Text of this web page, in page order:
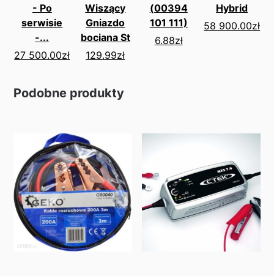
- Po
serwisie
-...
27 500.00zł
Wiszący
Gniazdo
bociana St
129.99zł
(00394
101 111)
6.88zł
Hybrid
58 900.00zł
Podobne produkty